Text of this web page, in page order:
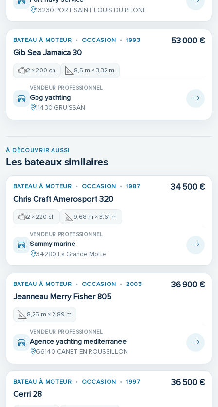
13230 PORT SAINT LOUIS DU RHONE
BATEAU À MOTEUR OCCASION 1993
Gib Sea Jamaica 30
53 000 €
2 × 200 ch 8,5 m × 3,32 m
VENDEUR PROFESSIONNEL
Gbg yachting
11430 GRUISSAN
À DÉCOUVRIR AUSSI
Les bateaux similaires
BATEAU À MOTEUR OCCASION 1987
Chris Craft Amerosport 320
34 500 €
2 × 220 ch 9,68 m × 3,61 m
VENDEUR PROFESSIONNEL
Sammy marine
34280 La Grande Motte
BATEAU À MOTEUR OCCASION 2003
Jeanneau Merry Fisher 805
36 900 €
8,25 m × 2,89 m
VENDEUR PROFESSIONNEL
Agence yachting mediterranee
66140 CANET EN ROUSSILLON
BATEAU À MOTEUR OCCASION 1997
Cerri 28
36 500 €